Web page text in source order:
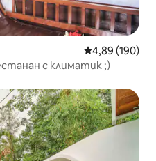
Средна
4,89 (190)
с климатик ;)